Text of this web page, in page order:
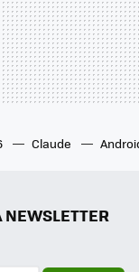
Claude